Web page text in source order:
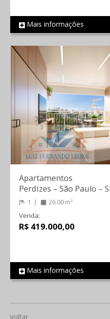
REF 549
Mais informações
REF 538
Apartamentos
Perdizes – São Paulo –
1 26.00 m²
Venda:
R$ 419.000,00
Mais informações
Voltar